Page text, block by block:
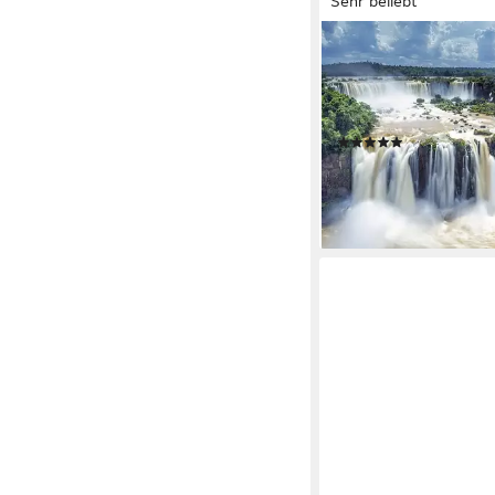
RAVENSBURGER
Puzzle Wasserfälle
Brasilien, 2000
Germany
(38)
ab 29,59 € UVP 38,99
-24%
lieferbar - in 2-3